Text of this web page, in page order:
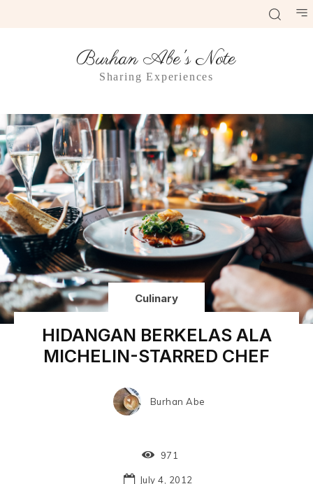
Burhan Abe's Note
Sharing Experiences
Culinary
HIDANGAN BERKELAS ALA
MICHELIN-STARRED CHEF
Burhan Abe
971
July 4, 2012